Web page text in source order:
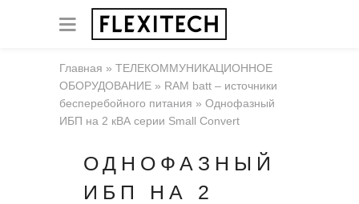
Главная » ТЕЛЕКОММУНИКАЦИОННОЕ
ОБОРУДОВАНИЕ » RAM batt – источники
бесперебойного питания » Однофазный
ИБП на 2 кВА серии Small Convert
ОДНОФАЗНЫЙ
ИБП НА 2